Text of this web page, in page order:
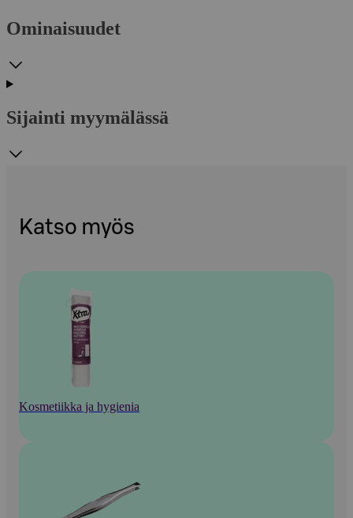
Ominaisuudet
Sijainti myymälässä
Katso myös
Kosmetiikka ja hygienia